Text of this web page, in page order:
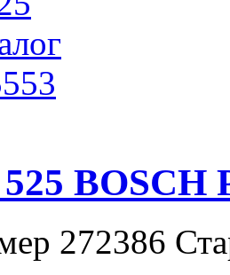
525
272386